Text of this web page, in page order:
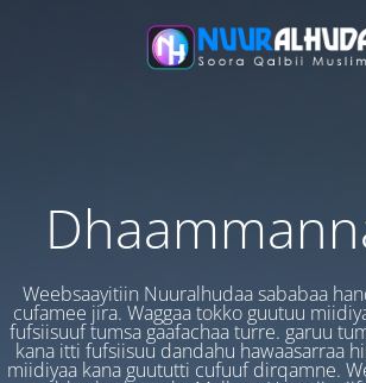
Weebsaayitiin Nuuralhudaa sababaa
cufamee jira. Waggaa tokko guutuu
fufsiisuuf tumsa gaafachaa turre. garuu
kana itti fufsiisuu dandahu hawaasarraa
miidiyaa kana guututti cufuuf dirqamne.